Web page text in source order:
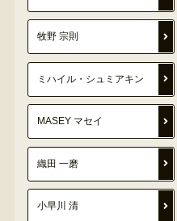
牧野 宗則
ミハイル・シュミアキン
MASEY マセイ
織田 一磨
小早川 清